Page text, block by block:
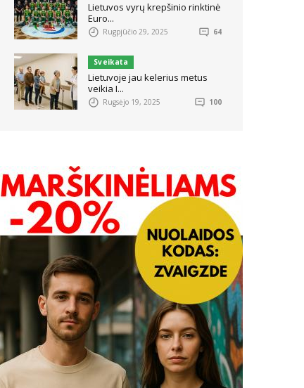
Lietuvos vyrų krepšinio rinktinė
Euro...
Rugpjūčio 29, 2025 64
Sveikata
Lietuvoje jau kelerius metus
veikia I...
Rugsėjo 19, 2025 100